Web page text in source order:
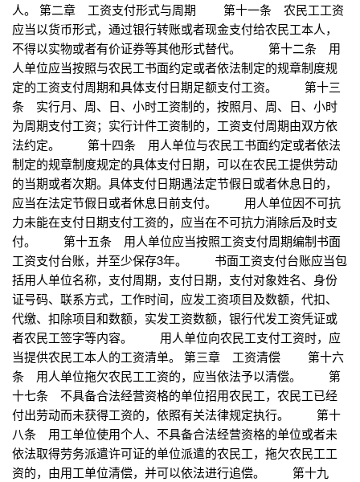
人。 第二章 工资支付形式与周期 第十一条 农民工工资
应当以货币形式，通过银行转账或者现金支付给农民工本人，
不得以实物或者有价证券等其他形式替代。 第十二条 用
人单位应当按照与农民工书面约定或者依法制定的规章制度规
定的工资支付周期和具体支付日期足额支付工资。 第十三
条 实行月、周、日、小时工资制的，按照月、周、日、小时
为周期支付工资；实行计件工资制的，工资支付周期由双方依
法约定。 第十四条 用人单位与农民工书面约定或者依法
制定的规章制度规定的具体支付日期，可以在农民工提供劳动
的当期或者次期。具体支付日期遇法定节假日或者休息日的，
应当在法定节假日或者休息日前支付。 用人单位因不可抗
力未能在支付日期支付工资的，应当在不可抗力消除后及时支
付。 第十五条 用人单位应当按照工资支付周期编制书面
工资支付台账，并至少保存3年。 书面工资支付台账应当包
括用人单位名称，支付周期，支付日期，支付对象姓名、身份
证号码、联系方式，工作时间，应发工资项目及数额，代扣、
代缴、扣除项目和数额，实发工资数额，银行代发工资凭证或
者农民工签字等内容。 用人单位向农民工支付工资时，应
当提供农民工本人的工资清单。 第三章 工资清偿 第十六
条 用人单位拖欠农民工工资的，应当依法予以清偿。 第
十七条 不具备合法经营资格的单位招用农民工，农民工已经
付出劳动而未获得工资的，依照有关法律规定执行。 第十
八条 用工单位使用个人、不具备合法经营资格的单位或者未
依法取得劳务派遣许可证的单位派遣的农民工，拖欠农民工工
资的，由用工单位清偿，并可以依法进行追偿。 第十九